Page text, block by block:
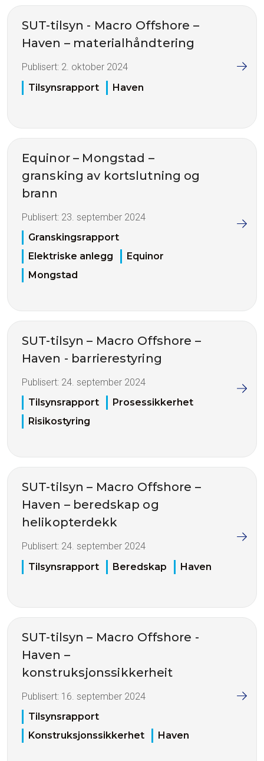
SUT-tilsyn - Macro Offshore –
Haven – materialhåndtering
Publisert: 2. oktober 2024
Tilsynsrapport
Haven
Equinor – Mongstad –
gransking av kortslutning og
brann
Publisert: 23. september 2024
Granskingsrapport
Elektriske anlegg
Equinor
Mongstad
SUT-tilsyn – Macro Offshore –
Haven - barrierestyring
Publisert: 24. september 2024
Tilsynsrapport
Prosessikkerhet
Risikostyring
SUT-tilsyn – Macro Offshore –
Haven – beredskap og
helikopterdekk
Publisert: 24. september 2024
Tilsynsrapport
Beredskap Haven
SUT-tilsyn – Macro Offshore -
Haven –
konstruksjonssikkerheit
Publisert: 16. september 2024
Tilsynsrapport
Konstruksjonssikkerhet
Haven